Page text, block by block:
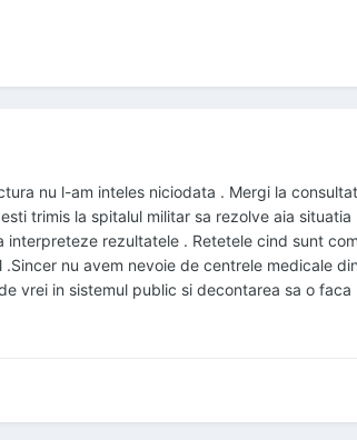
nu l-am inteles niciodata . Mergi la
trimis la spitalul militar sa rezolve aia
interpreteze rezultatele . Retetele cind sunt
nu avem nevoie de centrele medicale
vrei in sistemul public si decontarea sa o